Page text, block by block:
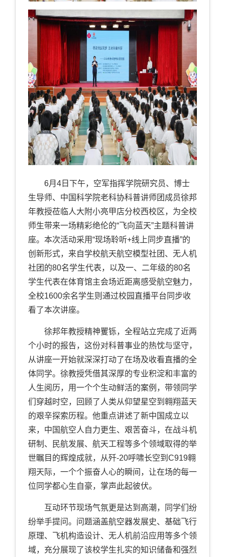
6月4日下午，空军指挥学院研究员、博士
生导师、中国科学院老科协科普讲师团成员徐邦
年教授莅临人大附小亮甲店分校西校区，为全校
师生带来一场精彩绝伦的“飞向蓝天”主题科普讲
座。本次活动采用“现场聆听+线上同步直播”的
创新形式，来自学校航天航空模型社团、无人机
社团的80名学生代表，以及一、二年级的80名
学生代表在体育馆主会场近距离感受航空魅力，
全校1600余名学生则通过校园直播平台同步收
看了本次讲座。
徐邦年教授精神矍铄，全程站立完成了近两
个小时的报告，这份对科普事业的热忱与坚守，
从讲座一开始就深深打动了在场及收看直播的全
体同学。徐教授凭借其深厚的专业积淀和丰富的
人生阅历，用一个个生动鲜活的案例，带领同学
们穿越时空，回顾了人类从仰望星空到翱翔蓝天
的艰辛探索历程。他重点讲述了新中国成立以
来，中国航空人自力更生、艰苦奋斗，在战斗机
研制、民航发展、航天工程等多个领域取得的举
世瞩目的辉煌成就，从歼-20呼啸长空到C919翱
翔天际，一个个振奋人心的瞬间，让在场的每一
位同学都心生自豪，掌声此起彼伏。
互动环节现场气氛更是达到高潮，同学们纷
纷举手提问。问题涵盖航空器发展史、基础飞行
原理、飞机构造设计、无人机前沿应用等多个领
域，充分展现了该校学生扎实的知识储备和强烈